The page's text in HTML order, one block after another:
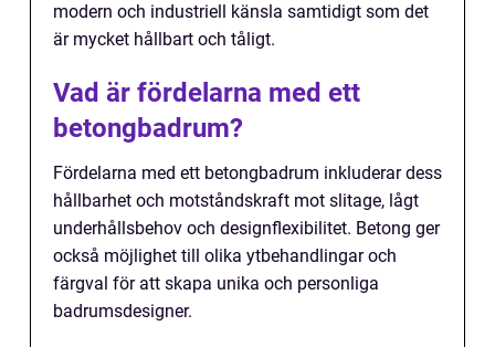
modern och industriell känsla samtidigt som det
är mycket hållbart och tåligt.
Vad är fördelarna med ett
betongbadrum?
Fördelarna med ett betongbadrum inkluderar dess
hållbarhet och motståndskraft mot slitage, lågt
underhållsbehov och designflexibilitet. Betong ger
också möjlighet till olika ytbehandlingar och
färgval för att skapa unika och personliga
badrumsdesigner.